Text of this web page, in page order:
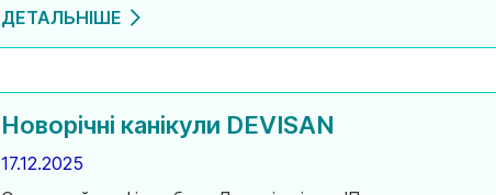
ДЕТАЛЬНІШЕ
Новорічні канікули DEVISAN
17.12.2025